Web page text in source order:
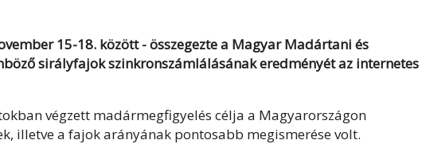
15-18. között - összegezte a Magyar Madártani és
sirályfajok szinkronszámlálásának eredményét az internetes
végzett madármegfigyelés célja a Magyarországon
illetve a fajok arányának pontosabb megismerése volt.